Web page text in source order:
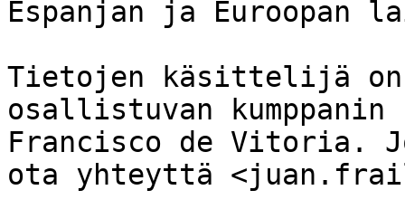
Espanjan ja Euroopan
Tietojen käsittelijä on
osallistuvan
Francisco de Vitoria.
ota yhteyttä